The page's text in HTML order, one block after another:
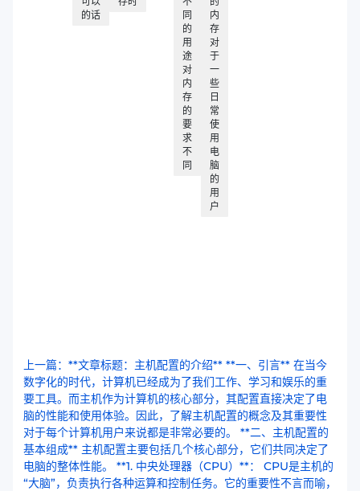
的话
同
的
用
途
对
内
存
的
要
求
不
同
内
存
对
于
一
些
日
常
使
用
电
脑
的
用
户
上一篇：**文章标题：主机配置的介绍** **一、引言** 在当今
数字化的时代，计算机已经成为了我们工作、学习和娱乐的重
要工具。而主机作为计算机的核心部分，其配置直接决定了电
脑的性能和使用体验。因此，了解主机配置的概念及其重要性
对于每个计算机用户来说都是非常必要的。 **二、主机配置的
基本组成** 主机配置主要包括几个核心部分，它们共同决定了
电脑的整体性能。 **1. 中央处理器（CPU）**： CPU是主机的
“大脑”，负责执行各种运算和控制任务。它的重要性不言而喻，